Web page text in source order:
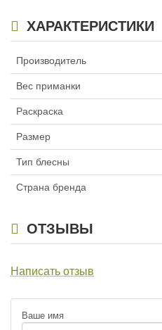
ХАРАКТЕРИСТИКИ
Производитель
Вес приманки
Раскраска
Размер
Тип блесны
Страна бренда
ОТЗЫВЫ
Написать отзыв
Ваше имя